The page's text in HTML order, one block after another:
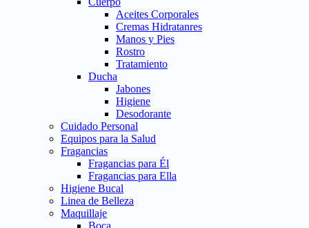
Aceites Corporales
Cremas Hidratanres
Manos y Pies
Rostro
Tratamiento
Ducha
Jabones
Higiene
Desodorante
Cuidado Personal
Equipos para la Salud
Fragancias
Fragancias para Él
Fragancias para Ella
Higiene Bucal
Linea de Belleza
Maquillaje
Boca